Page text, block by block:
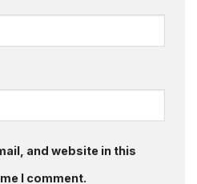
and website in this
I comment.